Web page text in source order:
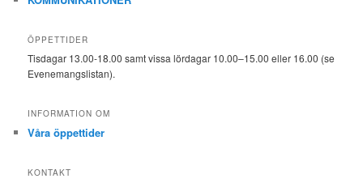
ÖPPETTIDER
Tisdagar 13.00-18.00 samt vissa lördagar 10.00–15.00 eller 16.00 (se
Evenemangslistan).
INFORMATION OM
Våra öppettider
KONTAKT